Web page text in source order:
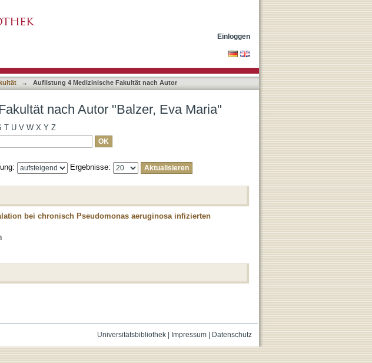
Einloggen
→ Auflistung 4 Medizinische Fakultät nach Autor
nach Autor "Balzer, Eva Maria"
T U V W X Y Z
Ergebnisse:
bei chronisch Pseudomonas aeruginosa infizierten
Universitätsbibliothek| Impressum| Datenschutz